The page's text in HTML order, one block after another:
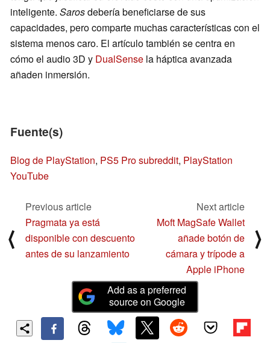
inteligente. Sarosdebería beneficiarse de sus
capacidades, pero comparte muchas características con el
sistema menos caro. El artículo también se centra en
cómo el audio 3D y DualSense la háptica avanzada
añaden inmersión.
Fuente(s)
Blog de PlayStation, PS5 Pro subreddit, PlayStation
YouTube
⟨
Previous article
Pragmata ya está
disponible con descuento
antes de su lanzamiento
Next article
Moft MagSafe Wallet
añade botón de
cámara y trípode a
Apple iPhone
⟩
Add as a preferred
source on Google